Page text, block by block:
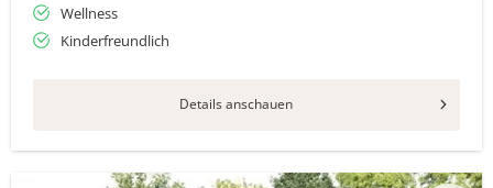
Wellness
Kinderfreundlich
Details anschauen